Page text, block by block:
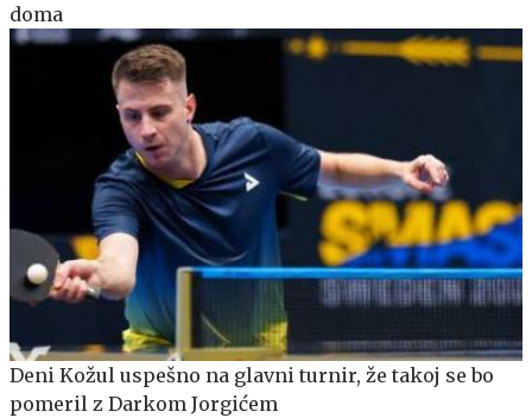
doma
Deni Kožul uspešno na glavni turnir, že takoj se bo
pomeril z Darkom Jorgićem